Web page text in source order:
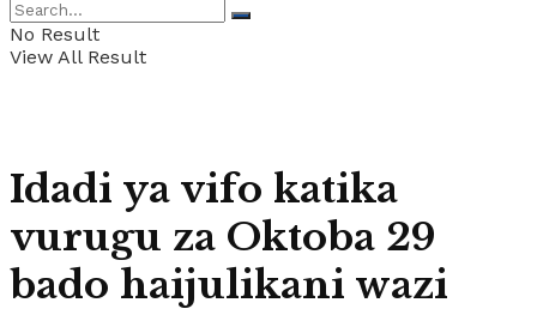
No Result
View All Result
Idadi ya vifo katika
vurugu za Oktoba 29
bado haijulikani wazi